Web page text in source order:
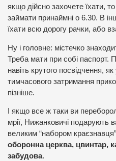
якщо дійсно захочете їхати,
займати принаймні о 6.30. В
їхати всю дорогу рачки, або
Ну і головне: містечко
Треба мати при собі паспорт.
навіть крутого посвідчення,
тимчасового затримання
пізніше.
І якщо все ж таки ви
мрії, Нижанковичі подарують
великим “набором
оборонна церква, цвинтар,
забудова.